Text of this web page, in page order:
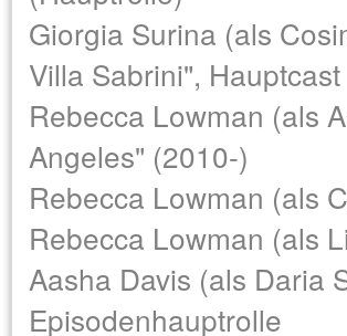
Giorgia Surina (als
Villa Sabrini", Hauptcast
Rebecca Lowman (als
Angeles" (2010-)
Rebecca Lowman (als
Rebecca Lowman (als
Aasha Davis (als Daria
Episodenhauptrolle